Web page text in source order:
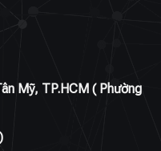
Mỹ, TP.HCM ( Phường